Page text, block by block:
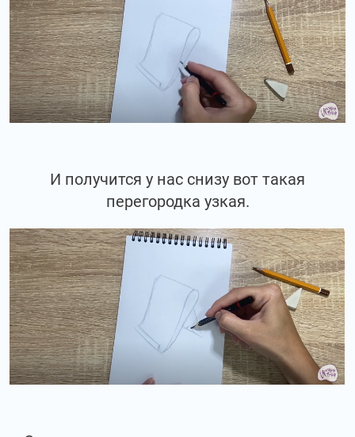
И получится у нас снизу вот такая
перегородка узкая.